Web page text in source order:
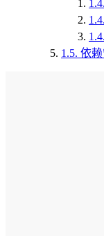
1.5. 依